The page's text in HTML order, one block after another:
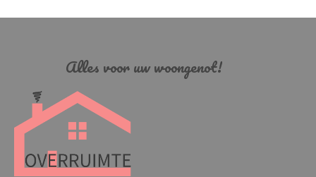
Alles voor uw woongenot!